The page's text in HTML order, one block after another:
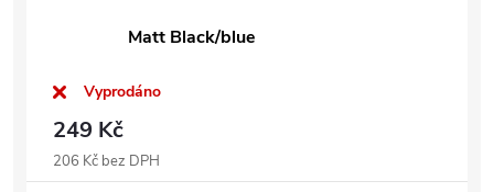
Matt Black/blue
Vyprodáno
249 Kč
206 Kč bez DPH